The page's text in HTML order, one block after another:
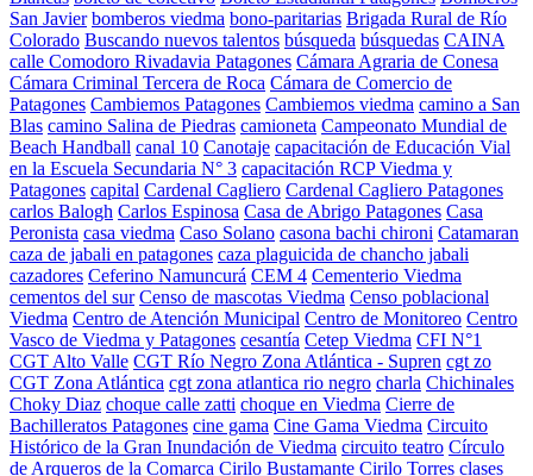
San Javier bomberos viedma bono-paritarias Brigada Rural de Río
Colorado Buscando nuevos talentos búsqueda búsquedas CAINA
calle Comodoro Rivadavia Patagones Cámara Agraria de Conesa
Cámara Criminal Tercera de Roca Cámara de Comercio de
Patagones Cambiemos Patagones Cambiemos viedma camino a San
Blas camino Salina de Piedras camioneta Campeonato Mundial de
Beach Handball canal 10 Canotaje capacitación de Educación Vial
en la Escuela Secundaria N° 3 capacitación RCP Viedma y
Patagones capital Cardenal Cagliero Cardenal Cagliero Patagones
carlos Balogh Carlos Espinosa Casa de Abrigo Patagones Casa
Peronista casa viedma Caso Solano casona bachi chironi Catamaran
caza de jabali en patagones caza plaguicida de chancho jabali
cazadores Ceferino Namuncurá CEM 4 Cementerio Viedma
cementos del sur Censo de mascotas Viedma Censo poblacional
Viedma Centro de Atención Municipal Centro de Monitoreo Centro
Vasco de Viedma y Patagones cesantía Cetep Viedma CFI N°1
CGT Alto Valle CGT Río Negro Zona Atlántica - Supren cgt zo
CGT Zona Atlántica cgt zona atlantica rio negro charla Chichinales
Choky Diaz choque calle zatti choque en Viedma Cierre de
Bachilleratos Patagones cine gama Cine Gama Viedma Circuito
Histórico de la Gran Inundación de Viedma circuito teatro Círculo
de Arqueros de la Comarca Cirilo Bustamante Cirilo Torres clases